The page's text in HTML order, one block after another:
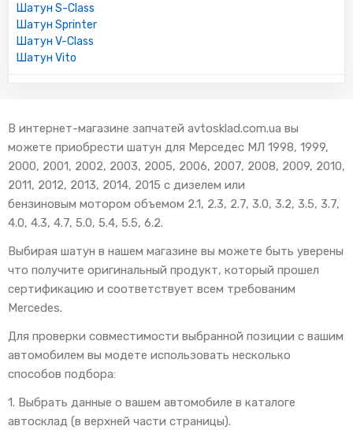
Шатун S-Class
Шатун Sprinter
Шатун V-Class
Шатун Vito
В интернет-магазине запчатей avtosklad.com.ua вы
можете приобрести шатун для Мерседес МЛ 1998, 1999,
2000, 2001, 2002, 2003, 2005, 2006, 2007, 2008, 2009, 2010,
2011, 2012, 2013, 2014, 2015 с дизелем или
бензиновым мотором объемом 2.1, 2.3, 2.7, 3.0, 3.2, 3.5, 3.7,
4.0, 4.3, 4.7, 5.0, 5.4, 5.5, 6.2.
Выбирая шатун в нашем магазине вы можете быть уверены
что получите оригинальный продукт, который прошел
сертификацию и соответствует всем требованим
Mercedes.
Для проверки совместимости выбранной позиции с вашим
автомобилем вы модете использовать несколько
способов подбора:
1. Выбрать данные о вашем автомобиле в каталоге
автосклад (в верхней части страницы).